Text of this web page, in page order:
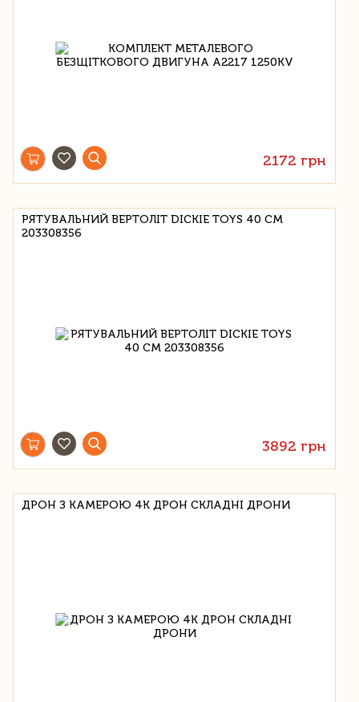
2172 грн
РЯТУВАЛЬНИЙ ВЕРТОЛІТ DICKIE TOYS 40 СМ
203308356
3892 грн
ДРОН З КАМЕРОЮ 4K ДРОН СКЛАДНІ ДРОНИ